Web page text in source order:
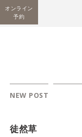
オンライン
予約
NEW POST
徒然草